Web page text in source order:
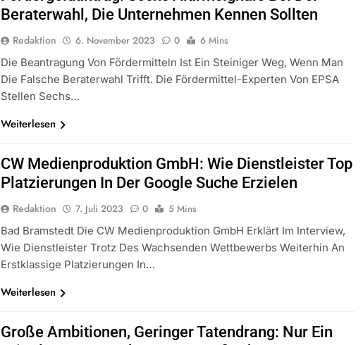
Beraterwahl, Die Unternehmen Kennen Sollten
Redaktion 6. November 2023 0
6 Mins
Die Beantragung Von Fördermitteln Ist Ein Steiniger Weg, Wenn Man
Die Falsche Beraterwahl Trifft. Die Fördermittel-Experten Von EPSA
Stellen Sechs…
Weiterlesen
CW Medienproduktion GmbH: Wie Dienstleister Top
Platzierungen In Der Google Suche Erzielen
Redaktion 7. Juli 2023 0
5 Mins
Bad Bramstedt Die CW Medienproduktion GmbH Erklärt Im Interview,
Wie Dienstleister Trotz Des Wachsenden Wettbewerbs Weiterhin An
Erstklassige Platzierungen In…
Weiterlesen
Große Ambitionen, Geringer Tatendrang: Nur Ein